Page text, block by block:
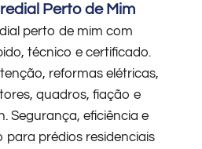
Perto de Mim
perto de mim com
técnico e certificado.
reformas elétricas,
quadros, fiação e
Segurança, eficiência e
prédios residenciais